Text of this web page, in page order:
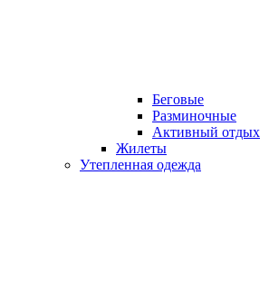
Беговые
Разминочные
Активный отдых
Жилеты
Утепленная одежда